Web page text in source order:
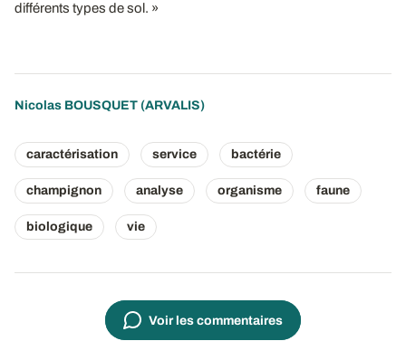
différents types de sol. »
Nicolas BOUSQUET (ARVALIS)
caractérisation service bactérie
champignon analyse organisme faune
biologique vie
Voir les commentaires